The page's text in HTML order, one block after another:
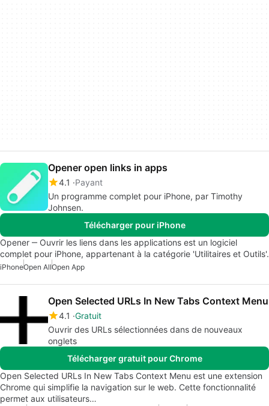
Opener open links in apps
4.1
Payant
Un programme complet pour iPhone, par Timothy
Johnsen.
Télécharger pour iPhone
Opener ‒ Ouvrir les liens dans les applications est un logiciel
complet pour iPhone, appartenant à la catégorie 'Utilitaires et Outils'.
iPhoneOpen AllOpen App
Open Selected URLs In New Tabs Context Menu
4.1 Gratuit
Ouvrir des URLs sélectionnées dans de nouveaux
onglets
Télécharger gratuit pour Chrome
Open Selected URLs In New Tabs Context Menu est une extension
Chrome qui simplifie la navigation sur le web. Cette fonctionnalité
permet aux utilisateurs…